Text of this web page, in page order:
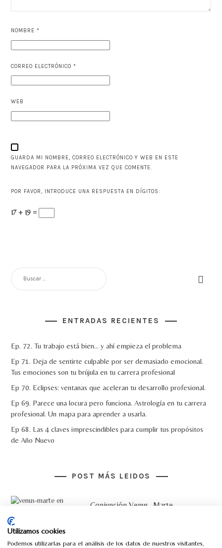
NOMBRE*
CORREO ELECTRÓNICO*
WEB
GUARDA MI NOMBRE, CORREO ELECTRÓNICO Y WEB EN ESTE
NAVEGADOR PARA LA PRÓXIMA VEZ QUE COMENTE.
POR FAVOR, INTRODUCE UNA RESPUESTA EN DÍGITOS:
17 + 19 =
ENTRADAS RECIENTES
Ep. 72. Tu trabajo está bien… y ahí empieza el problema
Ep 71. Deja de sentirte culpable por ser demasiado emocional.
Tus emociones son tu brújula en tu carrera profesional
Ep 70. Eclipses: ventanas que aceleran tu desarrollo profesional.
Ep 69. Parece una locura pero funciona. Astrología en tu carrera
profesional. Un mapa para aprender a usarla.
Ep 68. Las 4 claves imprescindibles para cumplir tus propósitos
de Año Nuevo
POST MÁS LEIDOS
Conjunción Venus- Marte
Utilizamos cookies
Podemos utilizarlas para el análisis de los datos de nuestros visitantes,